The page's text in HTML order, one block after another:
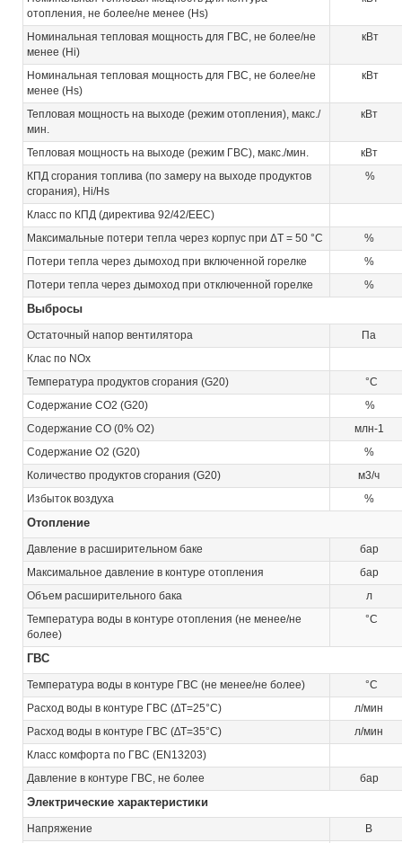
отопления, не более/не менее (Hs)
Номинальная тепловая мощность для ГВС, не более/не
менее (Hi)
кВт
Номинальная тепловая мощность для ГВС, не более/не
менее (Hs)
кВт
Тепловая мощность на выходе (режим отопления), макс./
мин.
кВт
Тепловая мощность на выходе (режим ГВС), макс./мин.
кВт
КПД сгорания топлива (по замеру на выходе продуктов
сгорания), Hi/Hs
%
Класс по КПД (директива 92/42/EEC)
Максимальные потери тепла через корпус при ΔT = 50 °C
%
Потери тепла через дымоход при включенной горелке
%
Потери тепла через дымоход при отключенной горелке
%
Выбросы
Остаточный напор вентилятора
Па
Клас по NOx
Температура продуктов сгорания (G20)
°C
Содержание CO2 (G20)
%
Содержание CO (0% O2)
млн-1
Содержание O2 (G20)
%
Количество продуктов сгорания (G20)
м3/ч
Избыток воздуха
%
Отопление
Давление в расширительном баке
бар
Максимальное давление в контуре отопления
бар
Объем расширительного бака
л
Температура воды в контуре отопления (не менее/не
более)
°C
ГВС
Температура воды в контуре ГВС (не менее/не более)
°C
Расход воды в контуре ГВС (∆Т=25°С)
л/мин
Расход воды в контуре ГВС (∆Т=35°С)
л/мин
Класс комфорта по ГВС (EN13203)
Давление в контуре ГВС, не более
бар
Электрические характеристики
Напряжение
В